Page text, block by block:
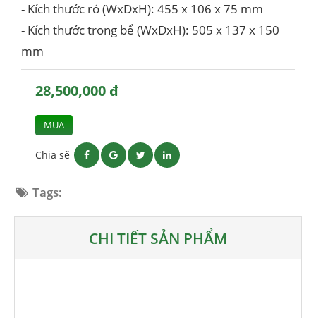
- Kích thước rỏ (WxDxH): 455 x 106 x 75 mm
- Kích thước trong bể (WxDxH): 505 x 137 x 150
mm
28,500,000 đ
MUA
Chia sẽ
Tags:
CHI TIẾT SẢN PHẨM